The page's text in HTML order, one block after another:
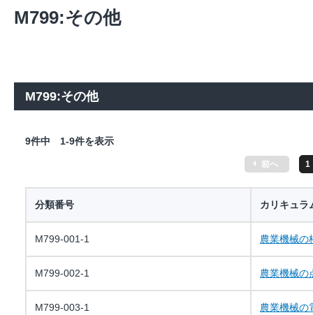
M799:その他
M799:その他
9件中 1-9件を表示
前へ 1
分類番号 カリキュラ
M799-001-1 農業機械の
M799-002-1 農業機械の
M799-003-1 農業機械の